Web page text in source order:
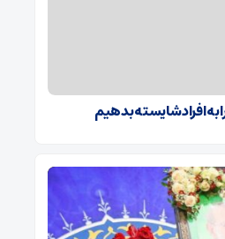
افراد شایسته بدهیم